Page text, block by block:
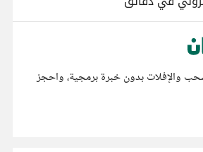
والإفلات بدون خبرة برمجية، واحجز